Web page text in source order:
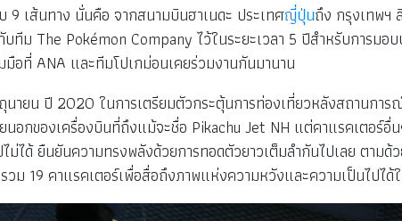
9 เส้นทาง นั่นคือ จากสนามบินฮาเนดะ ประเทศญี่ปุ่นถึง กรุงเทพฯ
ทีม The Pokémon Company ไว้ในระยะเวลา 5 ปีสำหรับการม
อที่ ANA และทีมโปเกม่อนเคยร่วมงานกันมานาน
ายน ปี 2020 ในการเตรียมตัวกระตุ้นการท่องเที่ยวหลังสถานการ
อกของเครื่องบินที่ถึงแม้จะชื่อ Pikachu Jet NH แต่คาแรคเตอร์
ม่ได้ ยืนยันความทรงพลังด้วยการทอดตัวยาวเต็มลำกันไปเลย ตามด้
19 คาแรคเตอร์เพื่อสื่อถึงภาพแห่งความหวังและความเป็นไปได้